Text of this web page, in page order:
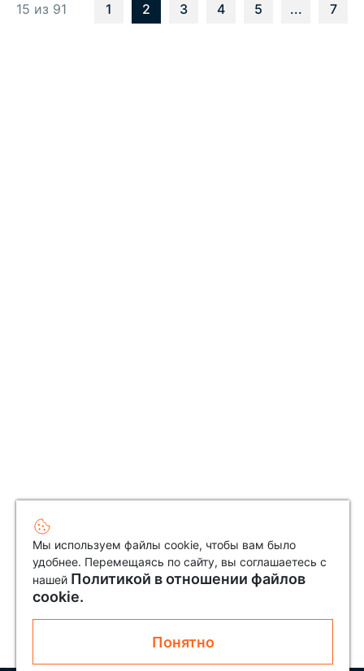
15 из 91 1 2 3 4 5 ... 7
Мы используем файлы cookie, чтобы вам было
удобнее. Перемещаясь по сайту, вы соглашаетесь с
нашей Политикой в отношении файлов
cookie.
Понятно